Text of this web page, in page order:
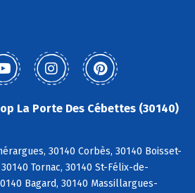
La Porte Des Cébettes (30140)
30140 Corbès, 30140 Boisset-
Tornac, 30140 St-Félix-de-
Bagard, 30140 Massillargues-